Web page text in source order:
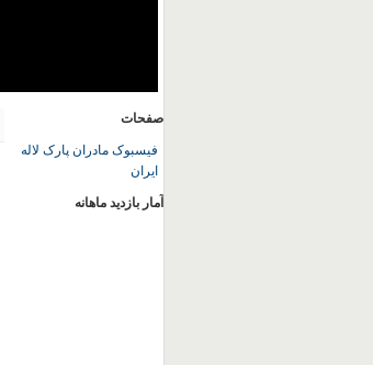
صفحات
فیسبوک مادران پارک لاله
ایران
آمار بازدید ماهانه